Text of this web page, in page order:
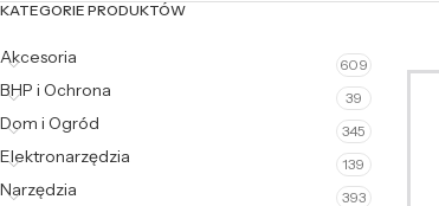
KATEGORIE PRODUKTÓW
Akcesoria 609
BHP i Ochrona 39
Dom i Ogród 345
Elektronarzędzia 139
Narzędzia 393